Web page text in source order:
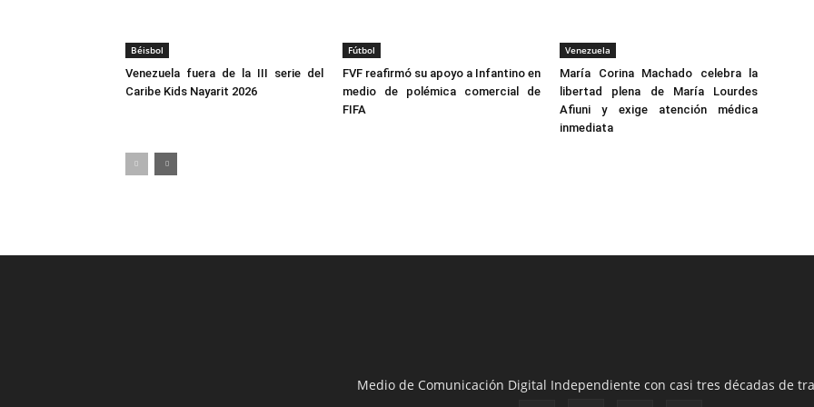
Béisbol
Venezuela fuera de la III serie del
Caribe Kids Nayarit 2026
Fútbol
FVF reafirmó su apoyo a Infantino en
medio de polémica comercial de
FIFA
Venezuela
María Corina Machado celebra la
libertad plena de María Lourdes
Afiuni y exige atención médica
inmediata
Medio de Comunicación Digital Independiente con casi tres décadas de